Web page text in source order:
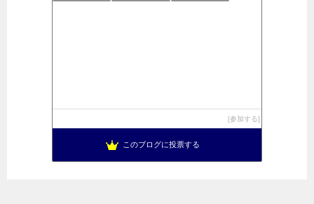
参加する
このブログに投票する